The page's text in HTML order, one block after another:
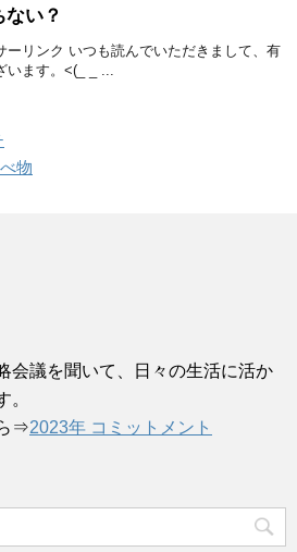
い？
ーリンク いつも読んでいただきまして、有
います。<(_ _ ...
物
会議を聞いて、日々の生活に活か
。
⇒2023年 コミットメント